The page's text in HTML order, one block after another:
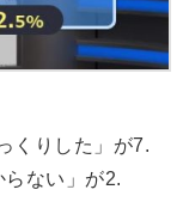
くりした」が7.
ない」が2.